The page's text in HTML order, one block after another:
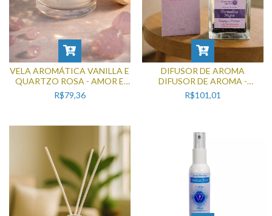
VELA AROMÁTICA VANILLA E
QUARTZO ROSA - AMOR E
AUTOCUIDADO
R$79,36
DIFUSOR DE AROMA
DIFUSOR DE AROMA -
TURMALINA NEGRA 250ML
R$101,01